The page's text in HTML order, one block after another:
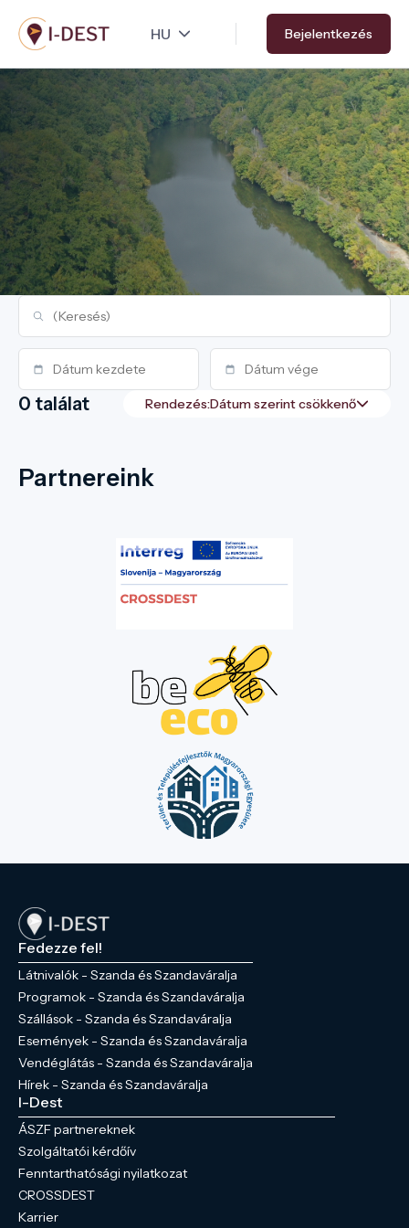
Ugrás
a
tartalomra
Bejelentkezés
0 találat Rendezés:
Partnereink
Fedezze fel!
Látnivalók - Szanda és Szandaváralja
Programok - Szanda és Szandaváralja
Szállások - Szanda és Szandaváralja
Események - Szanda és Szandaváralja
Vendéglátás - Szanda és Szandaváralja
Hírek - Szanda és Szandaváralja
I-Dest
ÁSZF partnereknek
Szolgáltatói kérdőív
Fenntarthatósági nyilatkozat
CROSSDEST
Karrier